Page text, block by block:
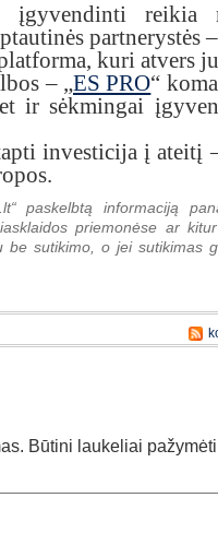
reikia
partnerystės
kuri atvers
– „ES PRO“
ir sėkmingai
investicija į ateitį
paskelbtą informaciją
priemonėse ar
be sutikimo, o jei sutikimas
Būtini laukeliai